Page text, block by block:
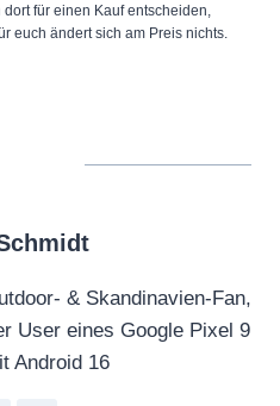
für einen Kauf entscheiden,
euch ändert sich am Preis nichts.
& Skandinavien-Fan,
User eines Google Pixel 9
Android 16